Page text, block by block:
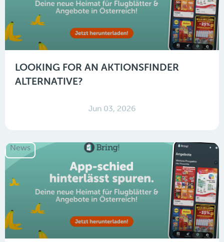
LOOKING FOR AN AKTIONSFINDER
ALTERNATIVE?
Jun 03, 2026
News